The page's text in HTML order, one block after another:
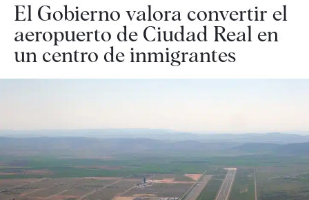
El Gobierno valora convertir el
aeropuerto de Ciudad Real en
un centro de inmigrantes